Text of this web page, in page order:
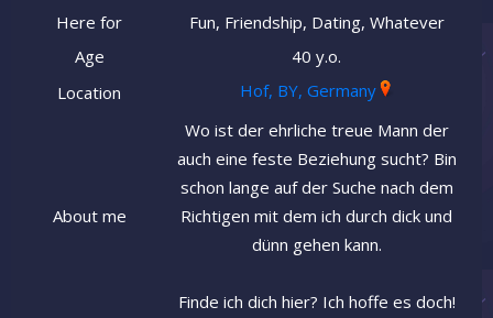
Here for
Fun, Friendship, Dating, Whatever
Age
40 y.o.
Location
Hof, BY, Germany
About me
Wo ist der ehrliche treue Mann der
auch eine feste Beziehung sucht? Bin
schon lange auf der Suche nach dem
Richtigen mit dem ich durch dick und
dünn gehen kann.
Finde ich dich hier? Ich hoffe es doch!